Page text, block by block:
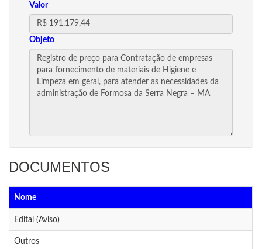
Valor
Objeto
DOCUMENTOS
Nome
Edital (Aviso)
Outros